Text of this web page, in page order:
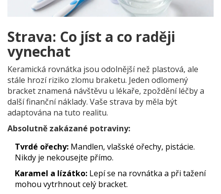
Strava: Co jíst a co raději
vynechat
Keramická rovnátka jsou odolnější než plastová, ale
stále hrozí riziko zlomu braketu. Jeden odlomený
bracket znamená návštěvu u lékaře, zpoždění léčby a
další finanční náklady. Vaše strava by měla být
adaptována na tuto realitu.
Absolutně zakázané potraviny:
Tvrdé ořechy: Mandlen, vlašské ořechy, pistácie.
Nikdy je nekousejte přímo.
Karamel a lízátko: Lepí se na rovnátka a při tažení
mohou vytrhnout celý bracket.